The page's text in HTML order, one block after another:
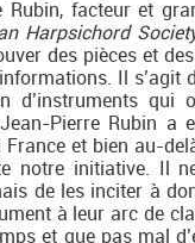
facteur et
Harpsichord
des pièces et
Il s’agit
d’instruments
Pierre Rubin a
et bien au-
notre initiative. Il
de les inciter à
à leur arc de
et que pas mal